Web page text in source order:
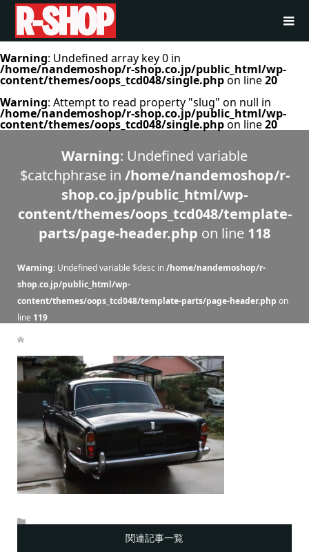
Warning: Undefined array key 0 in
/home/nandemoshop/r-shop.co.jp/public_html/wp-
content/themes/oops_tcd048/single.phpon line20
Warning: Attempt to read property "slug" on null in
/home/nandemoshop/r-shop.co.jp/public_html/wp-
content/themes/oops_tcd048/single.phpon line20
Warning: Undefined variable
$catchphrase in /home/nandemoshop/r-
shop.co.jp/public_html/wp-
content/themes/oops_tcd048/template-
parts/page-header.php on line 118
Warning: Undefined variable $desc in/home/nandemoshop/r-
shop.co.jp/public_html/wp-
content/themes/oops_tcd048/template-parts/page-header.php on
line 119
関連記事一覧